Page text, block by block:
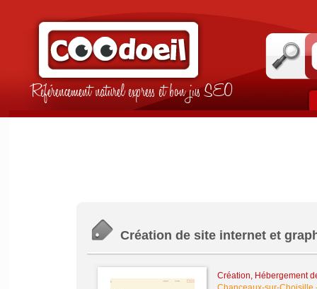
Référencement naturel express et bon jus SEO
Création de site internet et
Création, Hébergement